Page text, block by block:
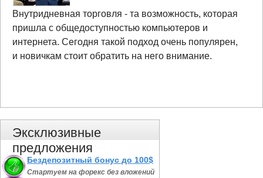
Внутридневная торговля - та возможность, которая
пришла с общедоступностью компьютеров и
интернета. Сегодня такой подход очень популярен,
и новичкам стоит обратить на него внимание.
Эксклюзивные
предложения
Бездепозитный бонус до 100$
Стартуем на форекс без вложений